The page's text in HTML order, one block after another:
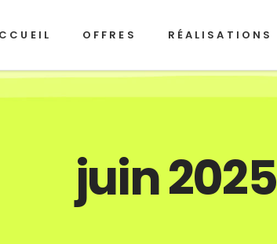
OFFRES RÉALISATIONS
juin 2025